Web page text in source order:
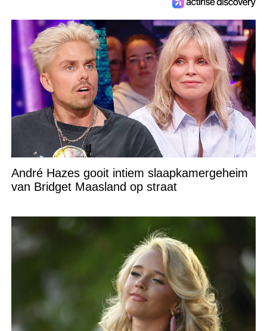
André Hazes gooit intiem slaapkamergeheim
van Bridget Maasland op straat